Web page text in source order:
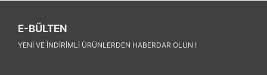
E-BÜLTEN
YENI VE INDIRIMLI ÜRÜNLERDEN HABERDAR OLUN !